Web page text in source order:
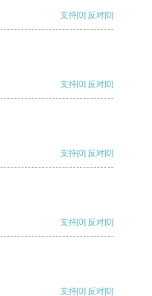
支持[0] 反对[0]
支持[0] 反对[0]
支持[0] 反对[0]
支持[0] 反对[0]
支持[0] 反对[0]